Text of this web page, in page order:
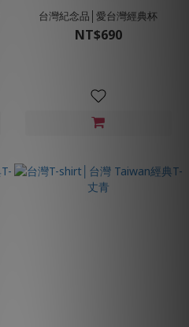
台灣紀念品│愛台灣經典杯
NT$690